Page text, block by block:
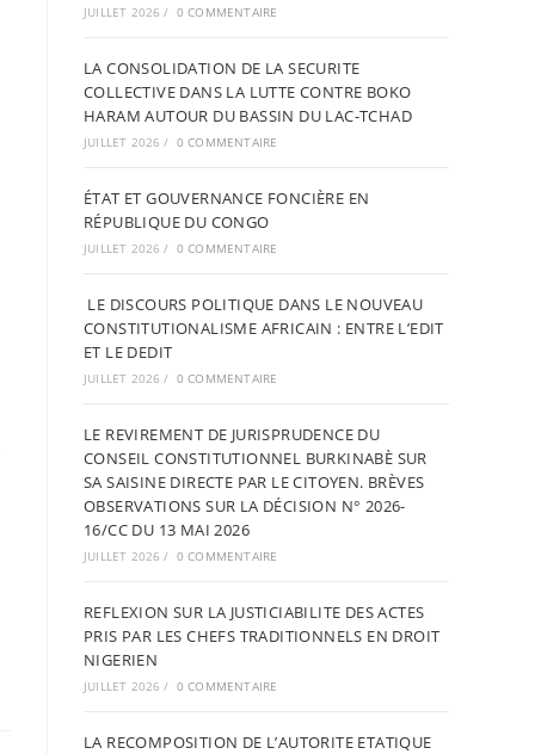
JUILLET 2026 / 0 COMMENTAIRE
LA CONSOLIDATION DE LA SECURITE
COLLECTIVE DANS LA LUTTE CONTRE BOKO
HARAM AUTOUR DU BASSIN DU LAC-TCHAD
JUILLET 2026 / 0 COMMENTAIRE
ÉTAT ET GOUVERNANCE FONCIÈRE EN
RÉPUBLIQUE DU CONGO
JUILLET 2026 / 0 COMMENTAIRE
LE DISCOURS POLITIQUE DANS LE NOUVEAU
CONSTITUTIONALISME AFRICAIN : ENTRE L’EDIT
ET LE DEDIT
JUILLET 2026 / 0 COMMENTAIRE
LE REVIREMENT DE JURISPRUDENCE DU
CONSEIL CONSTITUTIONNEL BURKINABÈ SUR
SA SAISINE DIRECTE PAR LE CITOYEN. BRÈVES
OBSERVATIONS SUR LA DÉCISION N° 2026-
16/CC DU 13 MAI 2026
JUILLET 2026 / 0 COMMENTAIRE
REFLEXION SUR LA JUSTICIABILITE DES ACTES
PRIS PAR LES CHEFS TRADITIONNELS EN DROIT
NIGERIEN
JUILLET 2026 / 0 COMMENTAIRE
LA RECOMPOSITION DE L’AUTORITE ETATIQUE